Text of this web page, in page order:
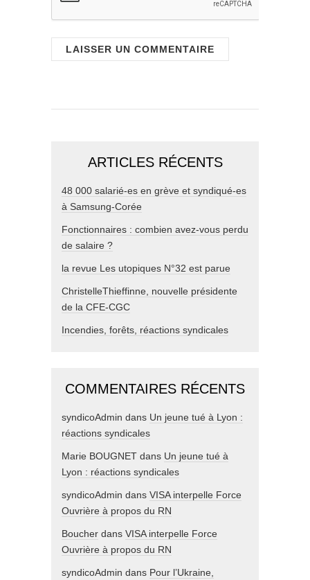
ARTICLES RÉCENTS
48 000 salarié-es en grève et syndiqué-es
à Samsung-Corée
Fonctionnaires : combien avez-vous perdu
de salaire ?
la revue Les utopiques N°32 est parue
ChristelleThieffinne, nouvelle présidente
de la CFE-CGC
Incendies, forêts, réactions syndicales
COMMENTAIRES RÉCENTS
syndicoAdmin dans Un jeune tué à Lyon :
réactions syndicales
Marie BOUGNET dans Un jeune tué à
Lyon : réactions syndicales
syndicoAdmin dans VISA interpelle Force
Ouvrière à propos du RN
Boucher dans VISA interpelle Force
Ouvrière à propos du RN
syndicoAdmin dans Pour l’Ukraine,